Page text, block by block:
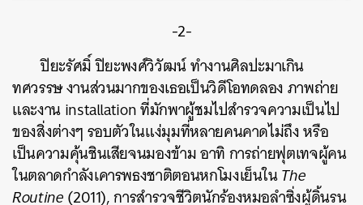
-2-
ปิยะรัศมิ์ ปิยะพงศ์วิวัฒน์ ทำงานศิลปะมาเกิน
ทศวรรษ งานส่วนมากของเธอเป็นวิดีโอทดลอง ภาพถ่าย
และงาน installation ที่มักพาผู้ชมไปสำรวจความเป็นไป
ของสิ่งต่างๆ รอบตัวในแง่มุมที่หลายคนคาดไม่ถึง หรือ
เป็นความคุ้นชินเสียจนมองข้าม อาทิ การถ่ายฟุตเทจผู้คน
ในตลาดกำลังเคารพธงชาติตอนหกโมงเย็นในThe
Routine(2011), การสำรวจชีวิตนักร้องหมอลำซิ่งผู้ดิ้นรน